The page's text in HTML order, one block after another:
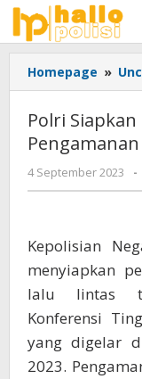
Lewati
konten
Homepage »
Polri Siapkan
Pengamanan
4 September 2023 -
Kepolisian
menyiapkan
lalu lintas
Konferensi
yang digelar
2023.